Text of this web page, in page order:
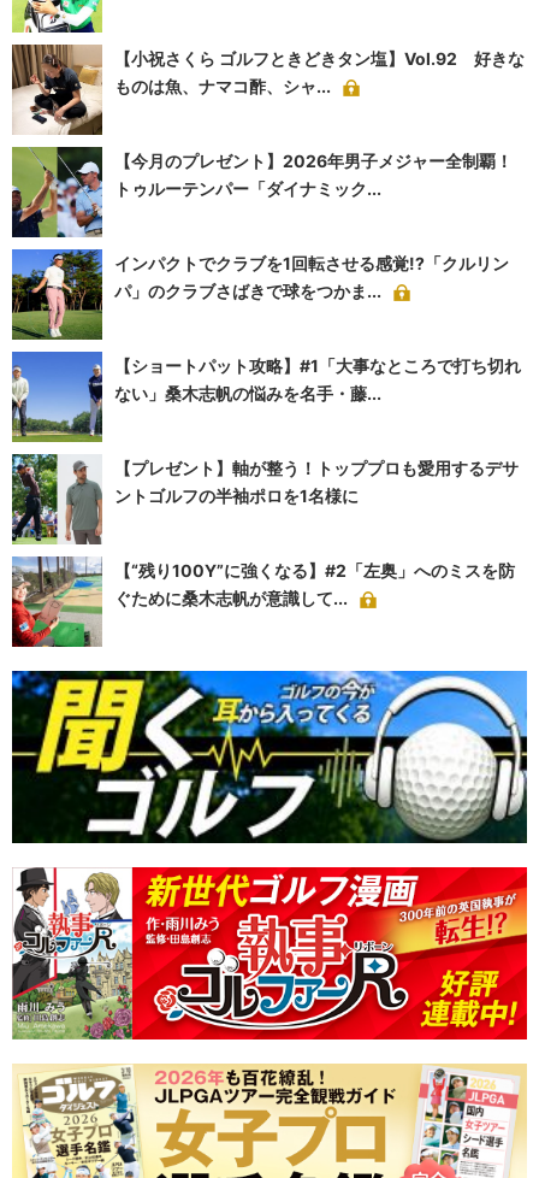
【小祝さくら ゴルフときどきタン塩】Vol.92 好きな
ものは魚、ナマコ酢、シャ...
【今月のプレゼント】2026年男子メジャー全制覇！
トゥルーテンパー「ダイナミック...
インパクトでクラブを1回転させる感覚!?「クルリン
パ」のクラブさばきで球をつかま...
【ショートパット攻略】#1「大事なところで打ち切れ
ない」桑木志帆の悩みを名手・藤...
【プレゼント】軸が整う！トッププロも愛用するデサ
ントゴルフの半袖ポロを1名様に
【“残り100Y”に強くなる】#2「左奥」へのミスを防
ぐために桑木志帆が意識して...